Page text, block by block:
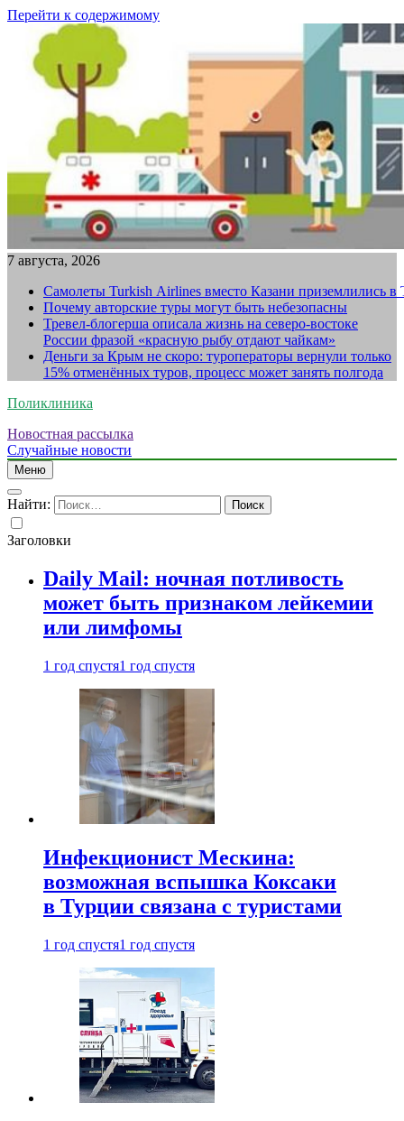
Перейти к содержимому
7 августа, 2026
Самолеты Turkish Airlines вместо Казани приземлились в
Почему авторские туры могут быть небезопасны
Тревел-блогерша описала жизнь на северо-востоке
России фразой «красную рыбу отдают чайкам»
Деньги за Крым не скоро: туроператоры вернули только
15% отменённых туров, процесс может занять полгода
Поликлиника
Новостная рассылка
Случайные новости
Меню
Найти:
Заголовки
Daily Mail: ночная потливость
может быть признаком лейкемии
или лимфомы
1 год спустя1 год спустя
Инфекционист Мескина:
возможная вспышка Коксаки
в Турции связана с туристами
1 год спустя1 год спустя